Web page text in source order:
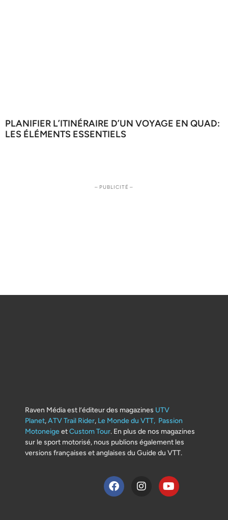
PLANIFIER L’ITINÉRAIRE D’UN VOYAGE EN QUAD:
LES ÉLÉMENTS ESSENTIELS
– PUBLICITÉ –
Raven Média est l’éditeur des magazines UTV
Planet,ATV Trail Rider, Le Monde du VTT, Passion
MotoneigeetCustom Tour. En plus de nos magazines
sur le sport motorisé, nous publions également les
versions françaises et anglaises du Guide du VTT.